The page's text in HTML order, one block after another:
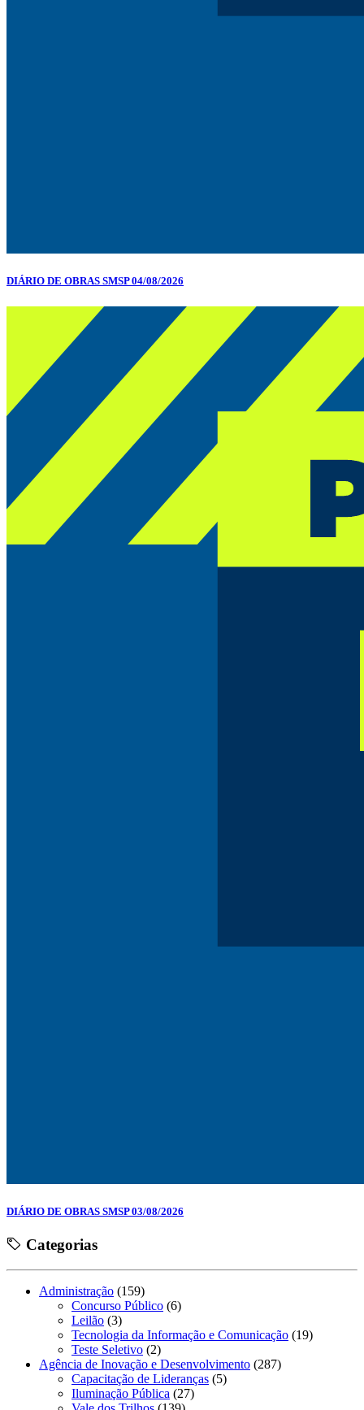
DIÁRIO DE OBRAS SMSP 04/08/2026
DIÁRIO DE OBRAS SMSP 03/08/2026
Categorias
Administração (159)
Concurso Público (6)
Leilão (3)
Tecnologia da Informação e Comunicação (19)
Teste Seletivo (2)
Agência de Inovação e Desenvolvimento (287)
Capacitação de Lideranças (5)
Iluminação Pública (27)